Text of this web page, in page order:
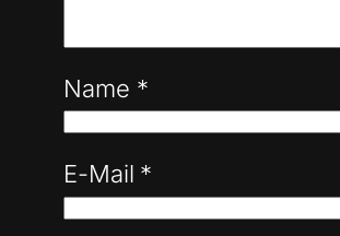
Name *
E-Mail *